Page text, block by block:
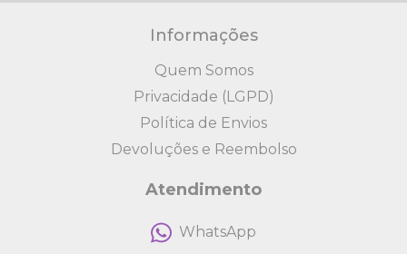
Informações
Quem Somos
Privacidade (LGPD)
Política de Envios
Devoluções e Reembolso
Atendimento
WhatsApp